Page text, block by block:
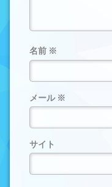
名前 ※
メール ※
サイト